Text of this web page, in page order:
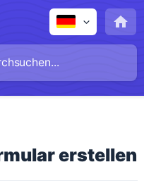
erstellen